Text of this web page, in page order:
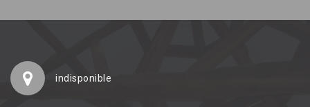
indisponible